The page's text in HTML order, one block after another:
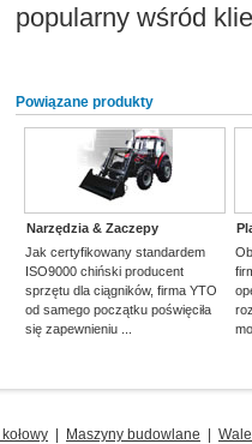
popularny wśród
Powiązane produkty
Narzędzia & Zaczepy
Jak certyfikowany standardem
ISO9000 chiński producent
sprzętu dla ciągników, firma YTO
od samego początku poświęciła
się zapewnieniu ...
Maszyny budowlane